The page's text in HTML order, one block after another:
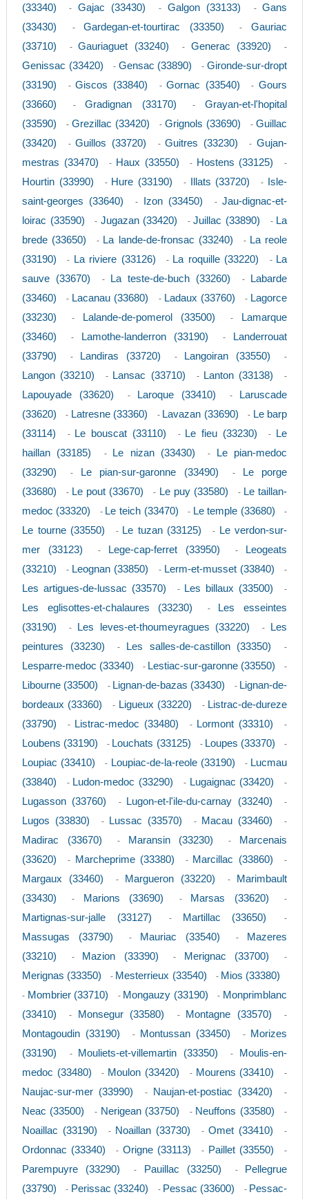
(33340)
- Gajac (33430) - Galgon (33133) -Gans
(33430)
-Gardegan-et-tourtirac (33350) -Gauriac
(33710)
-Gauriaguet (33240) - Generac (33920) -
Genissac (33420) - Gensac (33890) -Gironde-sur-dropt
(33190)
-Giscos (33840) -Gornac (33540) -Gours
(33660)
-Gradignan (33170) -Grayan-et-l'hopital
(33590)
- Grezillac (33420) -Grignols (33690) -Guillac
(33420)
-Guillos (33720) -Guitres (33230) -Gujan-
mestras (33470)
- Haux (33550) - Hostens (33125) -
Hourtin (33990) - Hure (33190) - Illats (33720) -
Isle-
saint-georges (33640)
- Izon (33450) -Jau-dignac-et-
loirac (33590)
- Jugazan (33420) -Juillac (33890) - La
brede (33650)
- La lande-de-fronsac (33240) - La reole
(33190)
- La riviere (33126) - La roquille (33220) - La
sauve (33670)
- La teste-de-buch (33260) -
Labarde
(33460)
- Lacanau (33680) - Ladaux (33760) - Lagorce
(33230)
- Lalande-de-pomerol (33500) -
Lamarque
(33460)
- Lamothe-landerron (33190) -
Landerrouat
(33790)
- Landiras (33720) - Langoiran (33550) -
Langon (33210) - Lansac (33710) - Lanton (33138) -
Lapouyade (33620) - Laroque (33410) -
Laruscade
(33620)
- Latresne (33360) - Lavazan (33690) - Le barp
(33114)
- Le bouscat (33110) - Le fieu (33230) -
Le
haillan (33185)
- Le nizan (33430) -
Le pian-medoc
(33290)
- Le pian-sur-garonne (33490) -
Le porge
(33680)
- Le pout (33670) - Le puy (33580) - Le taillan-
medoc (33320)
- Le teich (33470) - Le temple (33680) -
Le tourne (33550) - Le tuzan (33125) - Le verdon-sur-
mer (33123)
- Lege-cap-ferret (33950) -
Leogeats
(33210)
- Leognan (33850) - Lerm-et-musset (33840) -
Les artigues-de-lussac (33570) - Les billaux (33500) -
Les eglisottes-et-chalaures (33230) -
Les esseintes
(33190)
- Les leves-et-thoumeyragues (33220) -
Les
peintures (33230)
- Les salles-de-castillon (33350) -
Lesparre-medoc (33340) - Lestiac-sur-garonne (33550) -
Libourne (33500) - Lignan-de-bazas (33430) - Lignan-de-
bordeaux (33360)
- Ligueux (33220) - Listrac-de-dureze
(33790)
- Listrac-medoc (33480) - Lormont (33310) -
Loubens (33190) - Louchats (33125) - Loupes (33370) -
Loupiac (33410) - Loupiac-de-la-reole (33190) - Lucmau
(33840)
- Ludon-medoc (33290) - Lugaignac (33420) -
Lugasson (33760) - Lugon-et-l'ile-du-carnay (33240) -
Lugos (33830) - Lussac (33570) - Macau (33460) -
Madirac (33670) - Maransin (33230) -
Marcenais
(33620)
- Marcheprime (33380) - Marcillac (33860) -
Margaux (33460) - Margueron (33220) -
Marimbault
(33430)
- Marions (33690) - Marsas (33620) -
Martignas-sur-jalle (33127) - Martillac (33650) -
Massugas (33790) - Mauriac (33540) -
Mazeres
(33210)
- Mazion (33390) - Merignac (33700) -
Merignas (33350) - Mesterrieux (33540) - Mios (33380)
- Mombrier (33710) - Mongauzy (33190) - Monprimblanc
(33410)
- Monsegur (33580) - Montagne (33570) -
Montagoudin (33190) - Montussan (33450) -
Morizes
(33190)
- Mouliets-et-villemartin (33350) -
Moulis-en-
medoc (33480)
- Moulon (33420) - Mourens (33410) -
Naujac-sur-mer (33990) - Naujan-et-postiac (33420) -
Neac (33500) - Nerigean (33750) - Neuffons (33580) -
Noaillac (33190) - Noaillan (33730) -Omet (33410) -
Ordonnac (33340) - Origne (33113) - Paillet (33550) -
Parempuyre (33290) - Pauillac (33250) -
Pellegrue
(33790)
- Perissac (33240) - Pessac (33600) - Pessac-